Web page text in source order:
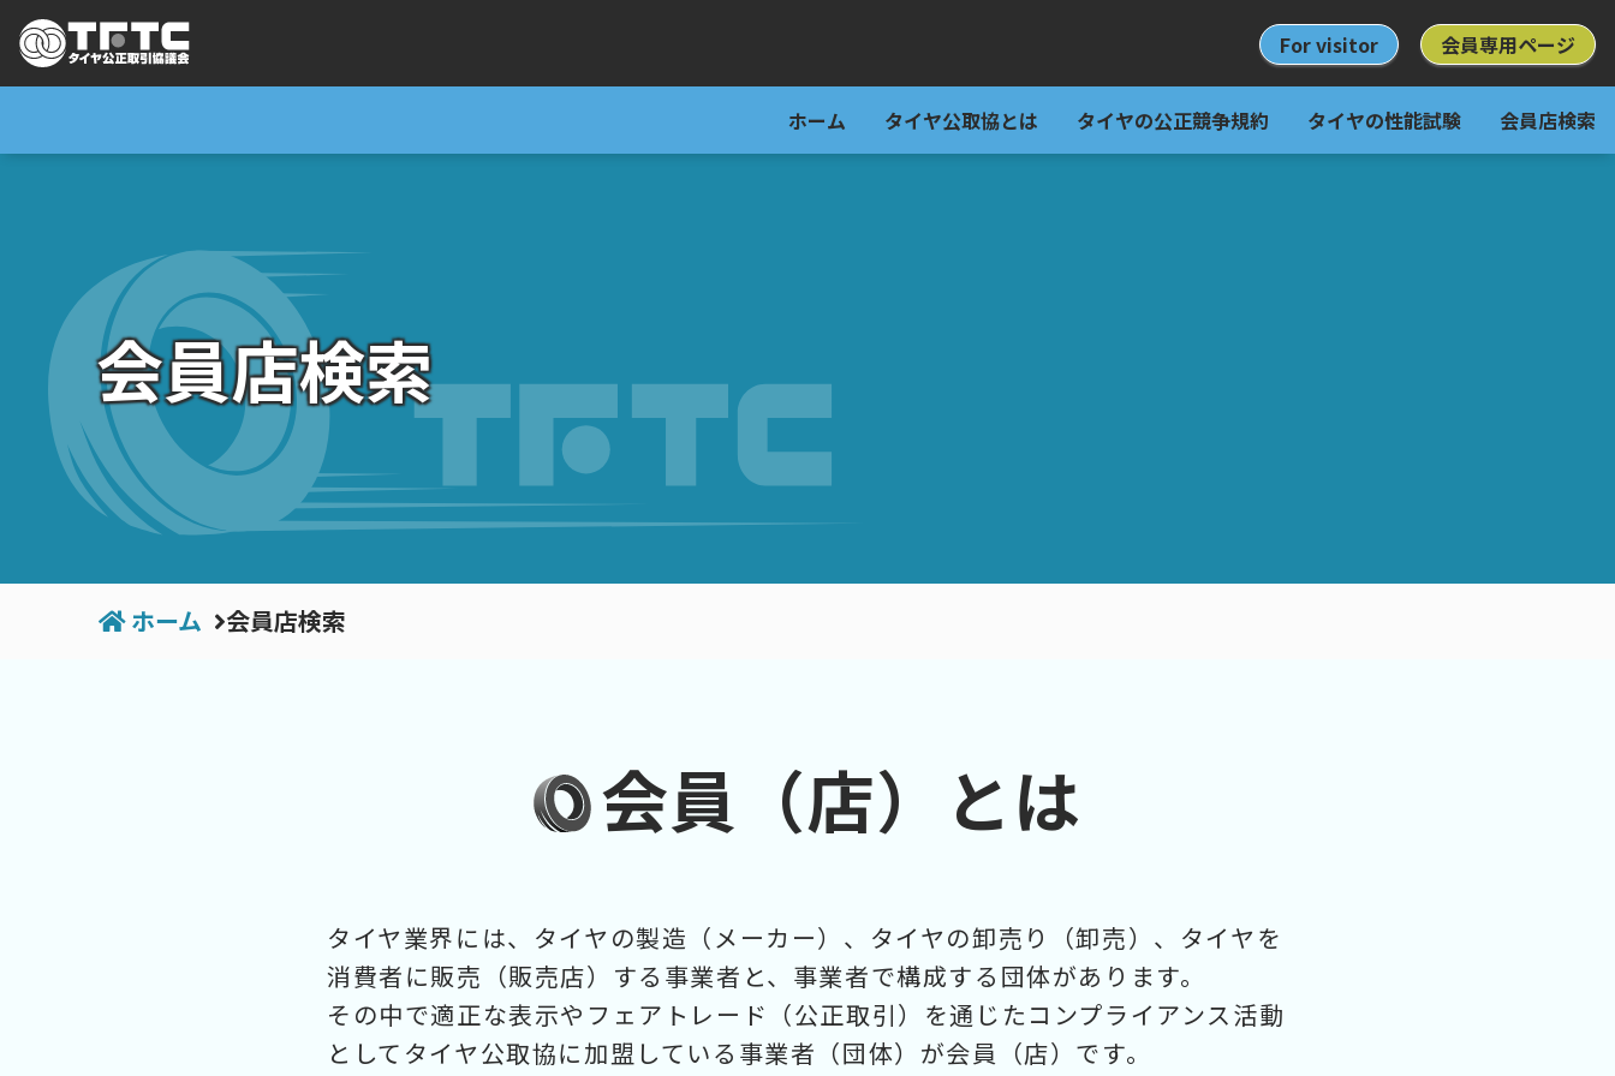
ホーム タイヤ公取協とは タイヤの公正競争規約 タイヤの性能試験 会員店検索
For visitor 会員専用ページ
会員店検索
ホーム 会員店検索
会員（店）とは
タイヤ業界には、タイヤの製造（メーカー）、タイヤの卸売り（卸売）、タイヤを
消費者に販売（販売店）する事業者と、事業者で構成する団体があります。
その中で適正な表示やフェアトレード（公正取引）を通じたコンプライアンス活動
としてタイヤ公取協に加盟している事業者（団体）が会員（店）です。